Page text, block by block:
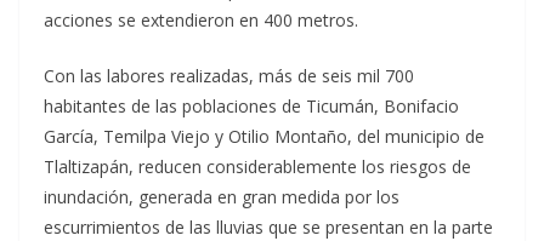
acciones se extendieron en 400 metros.
Con las labores realizadas, más de seis mil 700
habitantes de las poblaciones de Ticumán, Bonifacio
García, Temilpa Viejo y Otilio Montaño, del municipio de
Tlaltizapán, reducen considerablemente los riesgos de
inundación, generada en gran medida por los
escurrimientos de las lluvias que se presentan en la parte